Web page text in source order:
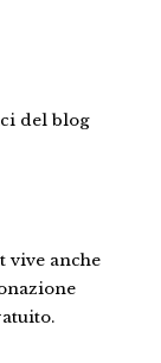
del blog
vive anche